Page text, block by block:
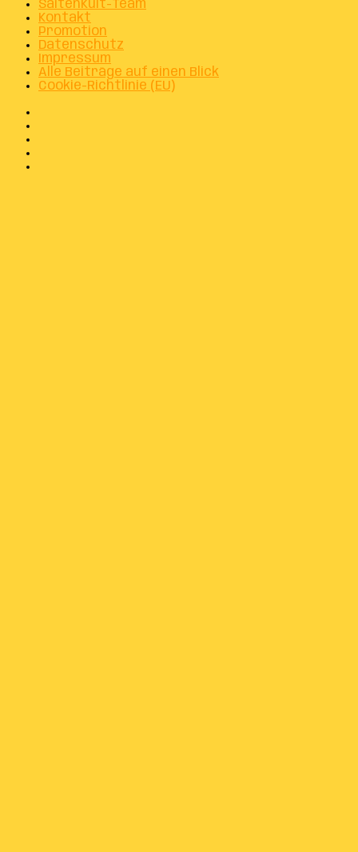
SaitenKult-Team
Kontakt
Promotion
Datenschutz
Impressum
Alle Beiträge auf einen Blick
Cookie-Richtlinie (EU)